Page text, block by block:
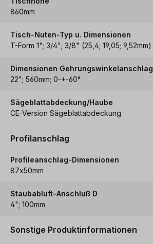
860mm
Tisch-Nuten-Typ u. Dimensionen
T-Form 1"; 3/4"; 3/8" (25,4; 19,05; 9,52mm)
Dimensionen Gehrungswinkelanschlag
22"; 560mm; 0-+-60°
Sägeblattabdeckung/Haube
CE-Version Sägeblattabdeckung
Profilanschlag
Profileanschlag-Dimensionen
87x50mm
Staubabluft-Anschluß D
4"; 100mm
Sonstige Produktinformationen